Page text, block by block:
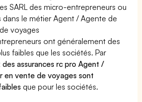
SARL des micro-entrepreneurs ou
le métier Agent / Agente de
voyages
ont généralement des
faibles que les sociétés. Par
des assurances rc pro Agent /
en vente de voyages sont
que pour les sociétés.